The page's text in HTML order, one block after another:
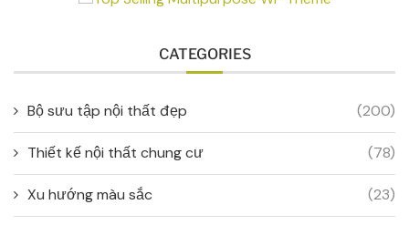
CATEGORIES
Bộ sưu tập nội thất đẹp (200)
Thiết kế nội thất chung cư (78)
Xu hướng màu sắc (23)